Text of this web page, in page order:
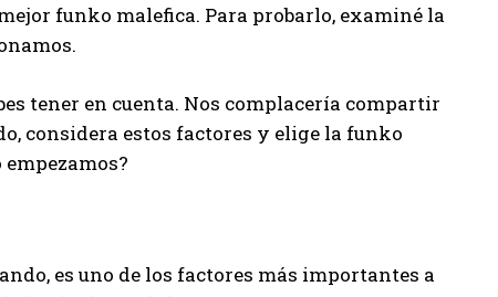
funko malefica. Para probarlo, examiné la
tener en cuenta. Nos complacería compartir
considera estos factores y elige la funko
es uno de los factores más importantes a